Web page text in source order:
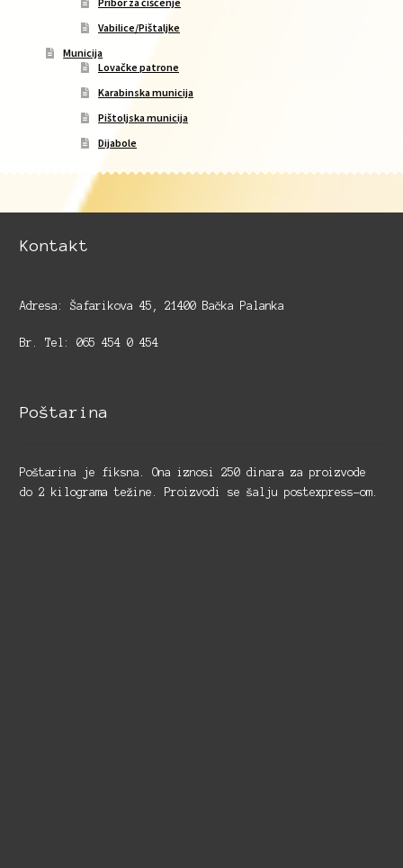
Vabilice/Pištaljke
Municija
Lovačke patrone
Karabinska municija
Pištoljska municija
Dijabole
Kontakt
Adresa: Šafarikova 45, 21400 Bačka Palanka
Br. Tel: 065 454 0 454
Poštarina
Poštarina je fiksna. Ona iznosi 250 dinara za proizvode
do 2 kilograma težine. Proizvodi se šalju postexpress-om.